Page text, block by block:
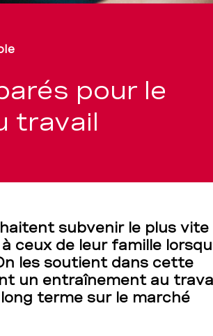
pour le
travail
subvenir le plus vite
ceux de leur famille
les soutient dans cette
un entraînement au
terme sur le marché